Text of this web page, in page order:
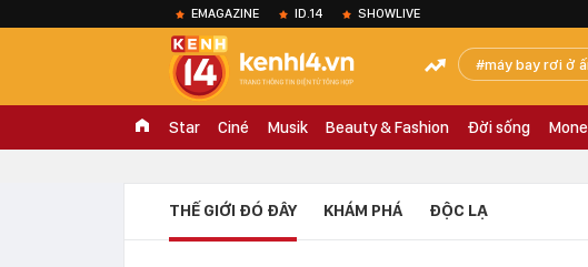
EMAGAZINE ID.14 SHOWLIVE
máy bay rơi ở
Star Ciné Musik Beauty & Fashion Đời sống
THẾ GIỚI ĐÓ ĐÂY KHÁM PHÁ ĐỘC LẠ